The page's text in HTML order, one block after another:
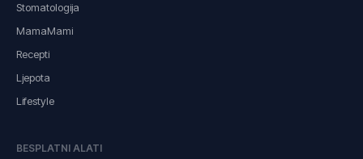
Stomatologija
MamaMami
Recepti
Ljepota
Lifestyle
BESPLATNI ALATI